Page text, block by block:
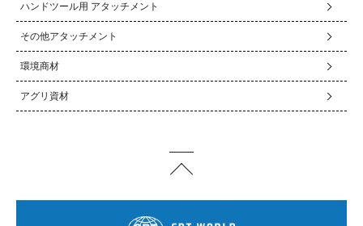
ハンドツール用 アタッチメント
その他アタッチメント
環境商材
アグリ資材